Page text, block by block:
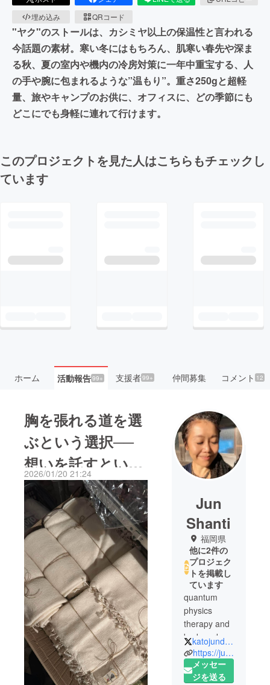
埋め込み
QRコード
"ヤク"のストールは、カシミヤ以上の保温性と言われる
今話題の素材。寒い冬にはもちろん、肌寒い春先や深ま
る秋、夏の室内や機内の冷房対策に一年中重宝する、人
の手や腕に包まれるような”温もり”。重さ250gと超軽
量、旅やキャンプのお供に、オフィスに、どの季節にも
どこにでも身軽に連れて行けます。
このプロジェクトを見た人はこちらもチェックし
ています
ホーム 活動報告99+ 支援者99+ 仲間募集 コメント 12
胸を張れる道を選
ぶという選択──
想いを託すという
答え
2026/01/20 21:24
Jun
Shanti
福岡県
他に2件の
プロジェク
トを掲載し
ています
quantum
physics
therapy and
bodywork
Shanti
Shanti Thai
Healing セラ
katojundesu
https://junjun37.wixsite.com/shantimassage
メッセー
ジを送る